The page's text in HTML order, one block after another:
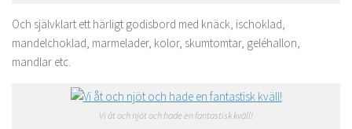
Och självklart ett härligt godisbord med knäck, ischoklad,
mandelchoklad, marmelader, kolor, skumtomtar, geléhallon,
mandlar etc.
Vi åt och njöt och hade en fantastisk kväll!